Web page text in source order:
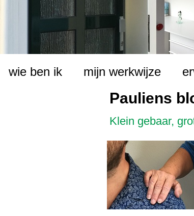
wie ben ik mijn werkwijze
Pauliens
Klein gebaar,